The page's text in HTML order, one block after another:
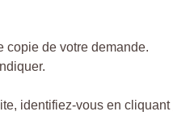
copie de votre demande.
identifiez-vous en cliquant